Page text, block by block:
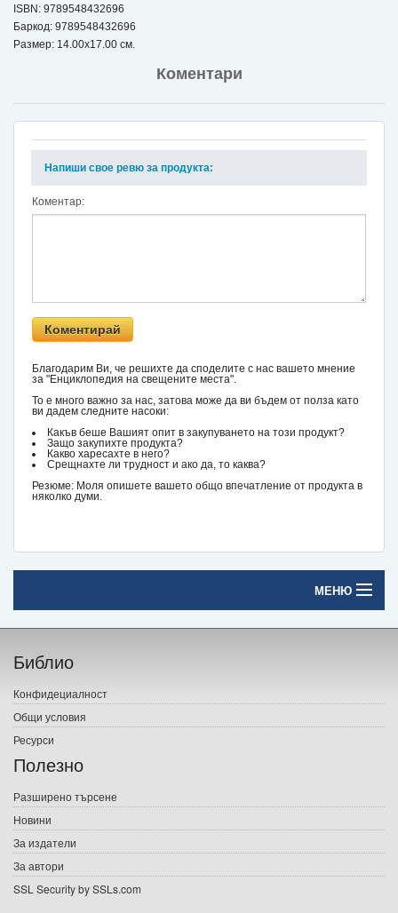
ISBN: 9789548432696
Баркод: 9789548432696
Размер: 14.00x17.00 см.
Коментари
Напиши свое ревю за продукта:
Коментар:
Благодарим Ви, че решихте да споделите с нас вашето мнение
за "Енциклопедия на свещените места".
То е много важно за нас, затова може да ви бъдем от полза като
ви дадем следните насоки:
Какъв беше Вашият опит в закупуването на този продукт?
Защо закупихте продукта?
Какво харесахте в него?
Срещнахте ли трудност и ако да, то каква?
Резюме: Моля опишете вашето общо впечатление от продукта в
няколко думи.
МЕНЮ
Начало
Печатни книги
Електронни книги
Е-списания
Подаръци
Ваучери
Библио
Конфидециалност
Общи условия
Ресурси
Полезно
Разширено търсене
Новини
За издатели
За автори
SSL Security by SSLs.com